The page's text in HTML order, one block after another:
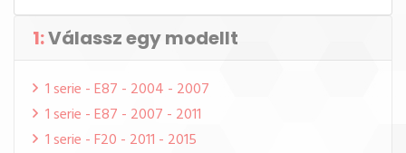
1:Válassz egy modellt
1 serie - E87 - 2004 - 2007
1 serie - E87 - 2007 - 2011
1 serie - F20 - 2011 - 2015